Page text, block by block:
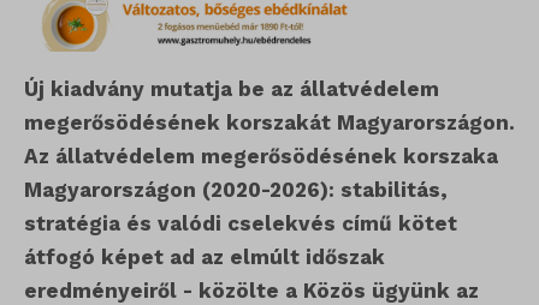
Új kiadvány mutatja be az állatvédelem
megerősödésének korszakát Magyarországon.
Az állatvédelem megerősödésének korszaka
Magyarországon (2020-2026): stabilitás,
stratégia és valódi cselekvés című kötet
átfogó képet ad az elmúlt időszak
eredményeiről - közölte a Közös ügyünk az